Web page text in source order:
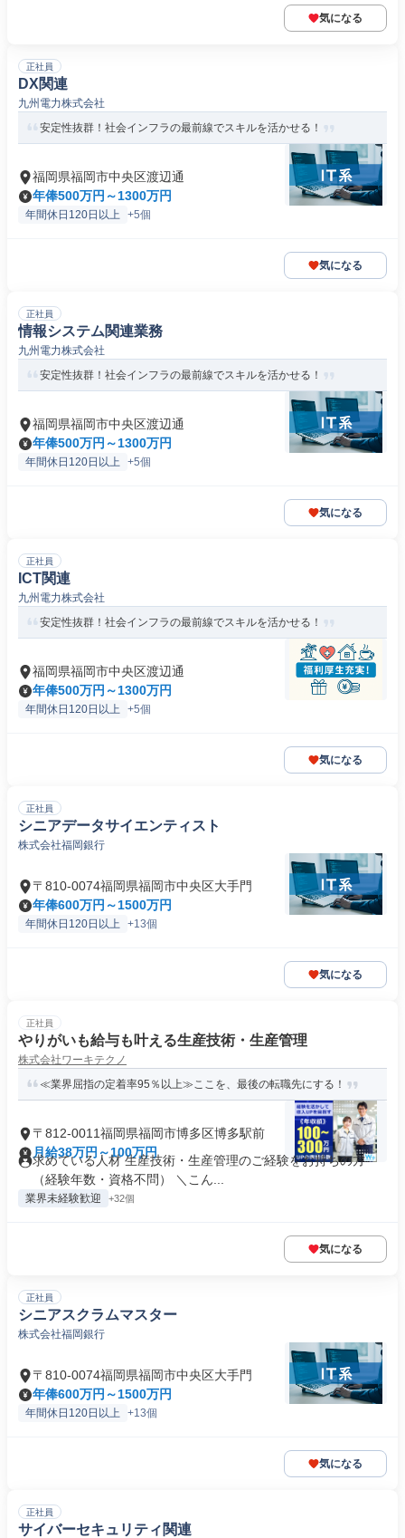
気になる
正社員
DX関連
九州電力株式会社
安定性抜群！社会インフラの最前線でスキルを活かせる！
福岡県福岡市中央区渡辺通
年俸500万円～1300万円
年間休日120日以上 +5個
気になる
正社員
情報システム関連業務
九州電力株式会社
安定性抜群！社会インフラの最前線でスキルを活かせる！
福岡県福岡市中央区渡辺通
年俸500万円～1300万円
年間休日120日以上 +5個
気になる
正社員
ICT関連
九州電力株式会社
安定性抜群！社会インフラの最前線でスキルを活かせる！
福岡県福岡市中央区渡辺通
年俸500万円～1300万円
年間休日120日以上 +5個
気になる
正社員
シニアデータサイエンティスト
株式会社福岡銀行
〒810-0074福岡県福岡市中央区大手門
年俸600万円～1500万円
年間休日120日以上 +13個
気になる
正社員
やりがいも給与も叶える生産技術・生産管理
株式会社ワーキテクノ
≪業界屈指の定着率95％以上≫ここを、最後の転職先にする！
〒812-0011福岡県福岡市博多区博多駅前
月給38万円～100万円
求めている人材 生産技術・生産管理のご経験をお持ちの方
（経験年数・資格不問） ＼こん...
業界未経験歓迎 +32個
気になる
正社員
シニアスクラムマスター
株式会社福岡銀行
〒810-0074福岡県福岡市中央区大手門
年俸600万円～1500万円
年間休日120日以上 +13個
気になる
正社員
サイバーセキュリティ関連